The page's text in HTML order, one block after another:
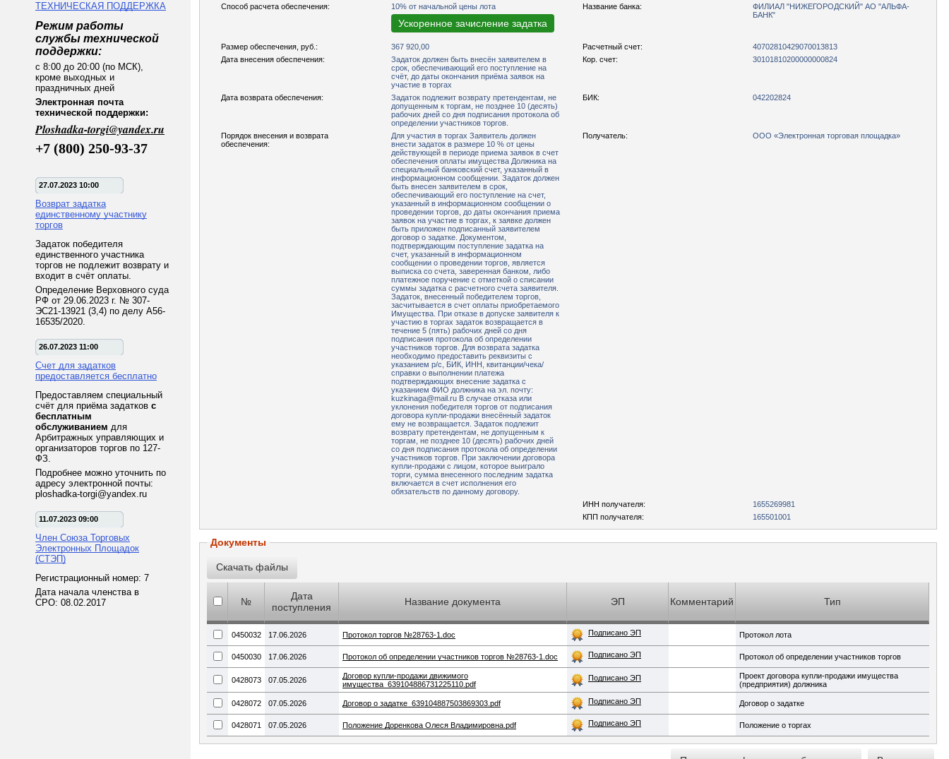
ТЕХНИЧЕСКАЯ ПОДДЕРЖКА
Режим работы
службы технической
поддержки:
с 8:00 до 20:00 (по МСК),
кроме выходных и
праздничных дней
Электронная почта
технической поддержки:
Ploshadka-torgi@yandex.ru
+7 (800) 250-93-37
27.07.2023 10:00
Возврат задатка
единственному участнику
торгов
Задаток победителя
единственного участника
торгов не подлежит возврату и
входит в счёт оплаты.
Определение Верховного суда
РФ от 29.06.2023 г. № 307-
ЭС21-13921 (3,4) по делу А56-
16535/2020.
26.07.2023 11:00
Счет для задатков
предоставляется бесплатно
Предоставляем специальный
счёт для приёма задатков с
бесплатным
обслуживанием для
Арбитражных управляющих и
организаторов торгов по 127-
ФЗ.
Подробнее можно уточнить по
адресу электронной почты:
ploshadka-torgi@yandex.ru
11.07.2023 09:00
Член Союза Торговых
Электронных Площадок
(СТЭП)
Регистрационный номер: 7
Дата начала членства в
СРО: 08.02.2017
Способ расчета обеспечения: 10% от начальной цены лота
Ускоренное зачисление задатка
Название банка:
ФИЛИАЛ "НИЖЕГОРОДСКИЙ" АО "АЛЬФА-
БАНК"
Размер обеспечения, руб.: 367 920,00 Расчетный счет:
40702810429070013813
Дата внесения обеспечения:
Задаток должен быть внесён заявителем в
срок, обеспечивающий его поступление на
счёт, до даты окончания приёма заявок на
участие в торгах
Кор. счет: 30101810200000000824
Дата возврата обеспечения:
Задаток подлежит возврату претендентам, не
допущенным к торгам, не позднее 10 (десять)
рабочих дней со дня подписания протокола об
определении участников торгов.
БИК: 042202824
Порядок внесения и возврата
обеспечения:
Для участия в торгах Заявитель должен
внести задаток в размере 10 % от цены
действующей в периоде приема заявок в счет
обеспечения оплаты имущества Должника на
специальный банковский счет, указанный в
информационном сообщении. Задаток должен
быть внесен заявителем в срок,
обеспечивающий его поступление на счет,
указанный в информационном сообщении о
проведении торгов, до даты окончания приема
заявок на участие в торгах, к заявке должен
быть приложен подписанный заявителем
договор о задатке. Документом,
подтверждающим поступление задатка на
счет, указанный в информационном
сообщении о проведении торгов, является
выписка со счета, заверенная банком, либо
платежное поручение с отметкой о списании
суммы задатка с расчетного счета заявителя.
Задаток, внесенный победителем торгов,
засчитывается в счет оплаты приобретаемого
Имущества. При отказе в допуске заявителя к
участию в торгах задаток возвращается в
течение 5 (пять) рабочих дней со дня
подписания протокола об определении
участников торгов. Для возврата задатка
необходимо предоставить реквизиты с
указанием р/с, БИК, ИНН, квитанции/чека/
справки о выполнении платежа
подтверждающих внесение задатка с
указанием ФИО должника на эл. почту:
kuzkinaga@mail.ru В случае отказа или
уклонения победителя торгов от подписания
договора купли-продажи внесённый задаток
ему не возвращается. Задаток подлежит
возврату претендентам, не допущенным к
торгам, не позднее 10 (десять) рабочих дней
со дня подписания протокола об определении
участников торгов. При заключении договора
купли-продажи с лицом, которое выиграло
торги, сумма внесенного последним задатка
включается в счет исполнения его
обязательств по данному договору.
Получатель: ООО «Электронная торговая площадка»
ИНН получателя:
1655269981
КПП получателя:
165501001
Документы
№
Дата
поступления
Название документа ЭП Комментарий Тип
0450032 17.06.2026 Протокол торгов №28763-1.doc Подписано ЭП Протокол лота
0450030 17.06.2026 Протокол об определении участников торгов №28763-1.doc Подписано ЭП Протокол об определении участников торгов
0428073 07.05.2026
Договор купли-продажи движимого
имущества_639104886731225110.​pdf
Подписано ЭП
Проект договора купли-продажи имущества
(предприятия) должника
0428072 07.05.2026 Договор о задатке_639104887503869303.pdf Подписано ЭП Договор о задатке
0428071 07.05.2026 Положение Доренкова Олеся Владимировна.pdf Подписано ЭП Положение о торгах